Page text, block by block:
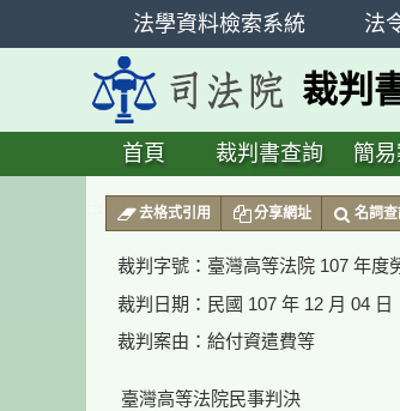
法學資料檢索系統 法
裁判
首頁 裁判書查詢 簡
去格式引用 分享網址 名詞查
裁判字號： 臺灣高等法院 107 年度
裁判日期： 民國 107 年 12 月 04 日
裁判案由：給付資遣費等